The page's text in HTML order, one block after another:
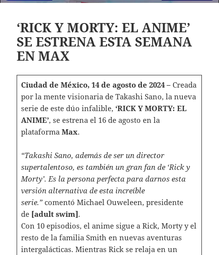
‘RICK Y MORTY: EL ANIME’
SE ESTRENA ESTA SEMANA
EN MAX
Ciudad de México, 14 de agosto de 2024 – Creada
por la mente visionaria de Takashi Sano, la nueva
serie de este dúo infalible, ‘RICK Y MORTY: EL
ANIME’, se estrena el 16 de agosto en la
plataforma Max.
“Takashi Sano, además de ser un director
supertalentoso, es también un gran fan de ‘Rick y
Morty’. Es la persona perfecta para darnos esta
versión alternativa de esta increíble
serie.”comentó Michael Ouweleen, presidente
de [adult swim].
Con 10 episodios, el anime sigue a Rick, Morty y el
resto de la familia Smith en nuevas aventuras
intergalácticas. Mientras Rick se relaja en un